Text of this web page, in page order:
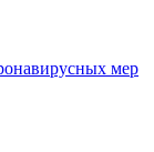
мер